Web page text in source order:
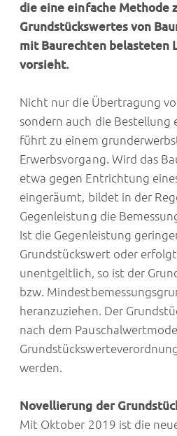
die eine einfache Methode
Grundstückswertes von
mit Baurechten belasteten
vorsieht.
Nicht nur die Übertragung
sondern auch die Bestellung
führt zu einem
Erwerbsvorgang. Wird das
etwa gegen Entrichtung
eingeräumt, bildet in der
Gegenleistung die
Ist die Gegenleistung
Grundstückswert oder
unentgeltlich, so ist der
bzw.
heranzuziehen. Der
nach dem
werden.
Novellierung der
Mit Oktober 2019 ist die